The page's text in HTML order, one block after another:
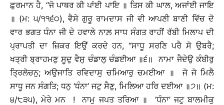
ਫ਼ੁਰਮਾਨ ਹੈ, ‘‘ਜੋ ਪਾਥਰ ਕੀ ਪਾਂਈ ਪਾਇ ॥ ਤਿਸ ਕੀ ਘਾਲ, ਅਜਾਂਈ ਜਾਇ
॥ (ਮ: ੫/੧੧੬੦), ਵੈਸੇ ਗੁਰੂ ਰਾਮਦਾਸ ਜੀ ਵੀ ਆਪਣੀ ਬਾਣੀ ਵਿੱਚ ਦੋ
ਵਾਰ ਭਗਤ ਧੰਨਾ ਜੀ ਦੇ ਹਵਾਲੇ ਨਾਲ਼ ਸਾਧ ਸੰਗਤ ਰਾਹੀਂ ਰੱਬੀ ਮਿਲਾਪ ਦੀ
ਪ੍ਰਾਪਤੀ ਦਾ ਜ਼ਿਕਰ ਇਉਂ ਕਰਦੇ ਹਨ, ‘‘ਸਾਧੂ ਸਰਣਿ ਪਰੈ ਸੋ ਉਬਰੈ;
ਖਤ੍ਰੀ ਬ੍ਰਾਹਮਣੁ ਸੂਦੁ ਵੈਸੁ ਚੰਡਾਲੁ ਚੰਡਈਆ ॥੬॥ ਨਾਮਾ ਜੈਦੇਉ ਕੰਬੀਰੁ
ਤ੍ਰਿਲੋਚਨੁ; ਅਉਜਾਤਿ ਰਵਿਦਾਸੁ ਚਮਿਆਰੁ ਚਮਈਆ ॥ ਜੋ ਜੋ ਮਿਲੈ
ਸਾਧੂ ਜਨ ਸੰਗਤਿ; ਧਨੁ ‘ਧੰਨਾ’ ਜਟੁ ਸੈਣੁ, ਮਿਲਿਆ ਹਰਿ ਦਈਆ ॥੭॥ (ਮ:
੪/੮੩੫), ਮੇਰੇ ਮਨ ! ਨਾਮੁ ਜਪਤ ਤਰਿਆ ॥ ‘ਧੰਨਾ’ ਜਟੁ ਬਾਲਮੀਕੁ